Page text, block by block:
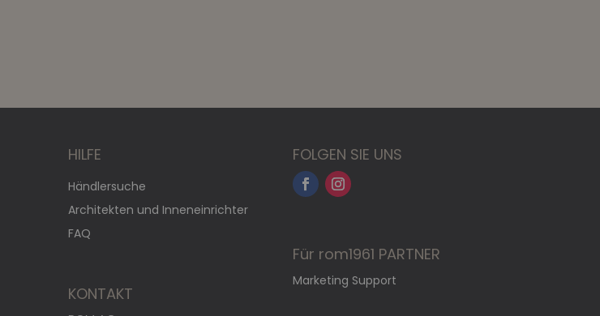
HILFE
Händlersuche
Architekten und Inneneinrichter
FAQ
KONTAKT
FOLGEN SIE UNS
Für rom1961 PARTNER
Marketing Support